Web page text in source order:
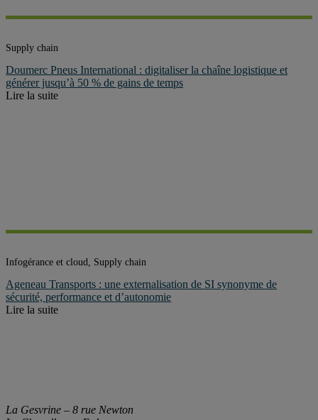
Supply chain
Doumerc Pneus International : digitaliser la chaîne logistique et
générer jusqu’à 50 % de gains de temps
Lire la suite
Infogérance et cloud, Supply chain
Ageneau Transports : une externalisation de SI synonyme de
sécurité, performance et d’autonomie
Lire la suite
La Gesvrine – 8 rue Newton